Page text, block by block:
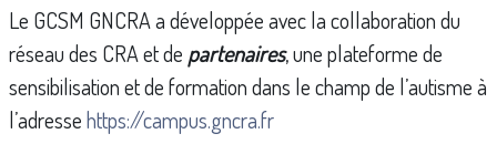
Le GCSM GNCRA a développée avec la collaboration du
réseau des CRA et de partenaires, une plateforme de
sensibilisation et de formation dans le champ de l’autisme à
l’adressehttps://campus.gncra.fr